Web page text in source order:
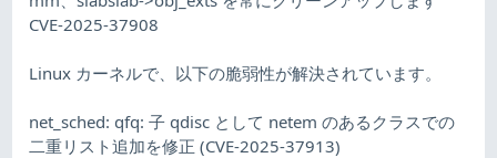
CVE-2025-37908
Linux カーネルで、以下の脆弱性が解決されています。
net_sched: qfq: 子 qdisc として netem のあるクラスでの
二重リスト追加を修正 (CVE-2025-37913)